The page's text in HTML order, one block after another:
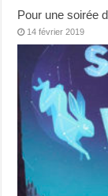
Pour une soirée
14 février 2019